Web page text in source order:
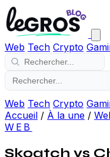
Web Tech Crypto
Web Tech Crypto
Accueil / À la une /
WEB
Skoatch vs